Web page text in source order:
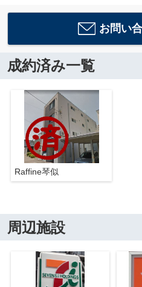
お問い
成約済み一覧
Raffine琴似
周辺施設